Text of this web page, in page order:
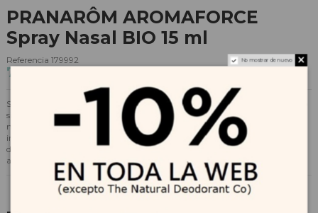
PRANARÔM AROMAFORCE
Spray Nasal BIO 15 ml
Referencia 179992
7,74 €
Solución hipertónica descongestiva para pulverización nasal. Tratamiento
sintomático de la congestión nasal. Descongestiona sin producir adicción,
no produce efecto rebote. No reseca la mucosa, regenera el epitelio nasal
irritado en pacientes que usan otros descongestivos. Ideal para
deshabituación progresiva. Contiene aceites esenciales antiinfecciosos y
antiinflamatorios.
No mostrar de nuevo